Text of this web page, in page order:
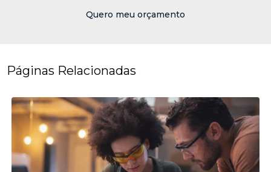
Quero meu orçamento
Páginas Relacionadas